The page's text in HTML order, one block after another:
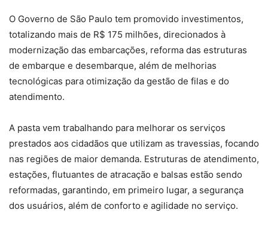
O Governo de São Paulo tem promovido investimentos,
totalizando mais de R$ 175 milhões, direcionados à
modernização das embarcações, reforma das estruturas
de embarque e desembarque, além de melhorias
tecnológicas para otimização da gestão de filas e do
atendimento.
A pasta vem trabalhando para melhorar os serviços
prestados aos cidadãos que utilizam as travessias, focando
nas regiões de maior demanda. Estruturas de atendimento,
estações, flutuantes de atracação e balsas estão sendo
reformadas, garantindo, em primeiro lugar, a segurança
dos usuários, além de conforto e agilidade no serviço.